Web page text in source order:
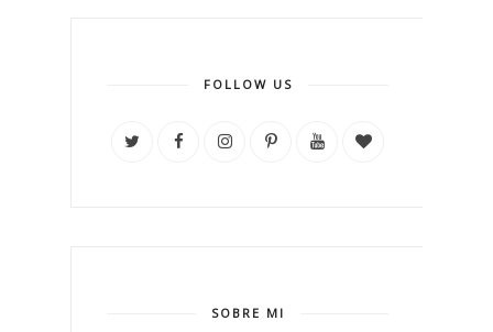
FOLLOW US
SOBRE MI